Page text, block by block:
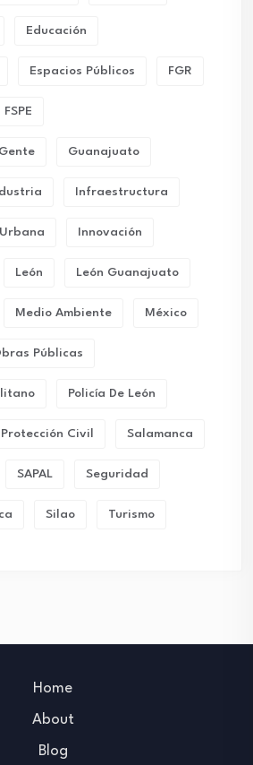
Educación
Espacios Públicos FGR
FSPE
Guanajuato
Infraestructura
Innovación
León León Guanajuato
Medio Ambiente México
Públicas
Policía De León
Protección Civil Salamanca
SAPAL Seguridad
Silao Turismo
Home
About
Blog